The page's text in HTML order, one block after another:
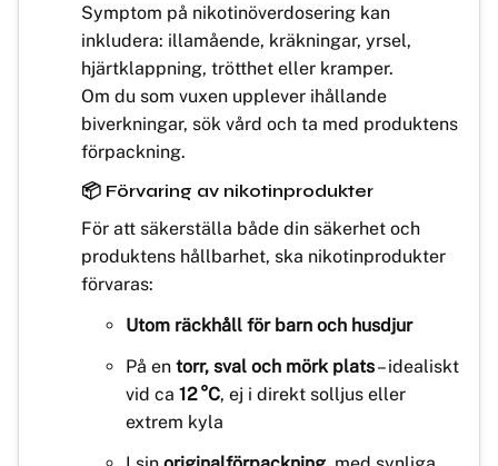
Symptom på nikotinöverdosering kan
inkludera: illamående, kräkningar, yrsel,
hjärtklappning, trötthet eller kramper.
Om du som vuxen upplever ihållande
biverkningar, sök vård och ta med produktens
förpackning.
📦 Förvaring av nikotinprodukter
För att säkerställa både din säkerhet och
produktens hållbarhet, ska nikotinprodukter
förvaras:
Utom räckhåll för barn och husdjur
På en torr, sval och mörk plats– idealiskt
vid ca 12 °C, ej i direkt solljus eller
extrem kyla